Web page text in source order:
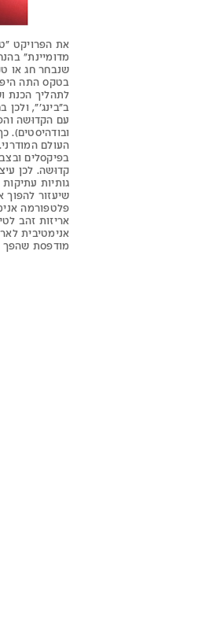
את הפרויקט
מדומיינת״
שנבחר חג או
בטקס התה
לתהליך הכנת
ב״בינג׳״,
עם הקדוּשה
ובודהיסטים).
העולם
בפיקסלים
קדוּשה. לכן
גותיות
שיעזור להפוך
פלטפורמה
אריזות זהב
אנימטיבית
מודפסת שהפך